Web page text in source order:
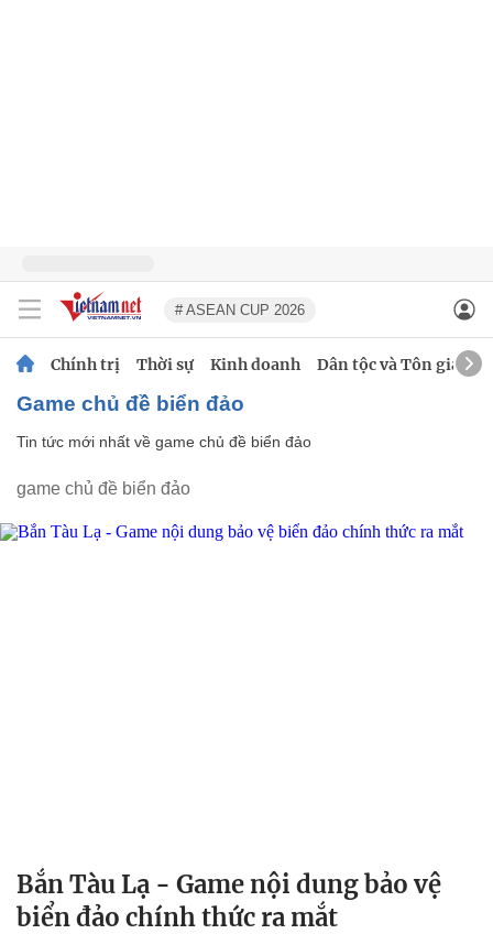
# ASEAN CUP 2026
Chính trị Thời sự Kinh doanh Dân tộc và Tôn giáo
game chủ đề biển đảo
Tin tức mới nhất về game chủ đề biển đảo
game chủ đề biển đảo
Bắn Tàu Lạ - Game nội dung bảo vệ
biển đảo chính thức ra mắt